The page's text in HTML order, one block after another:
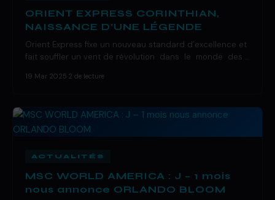
ORIENT EXPRESS CORINTHIAN,
NAISSANCE D’UNE LÉGENDE
Orient Express fixe un nouveau standard d’excellence et
fait souffler un vent de révolution dans le monde des …
19 Mar 2025 2 de lecture
ACTUALITÉS
MSC WORLD AMERICA : J – 1 mois
nous annonce ORLANDO BLOOM